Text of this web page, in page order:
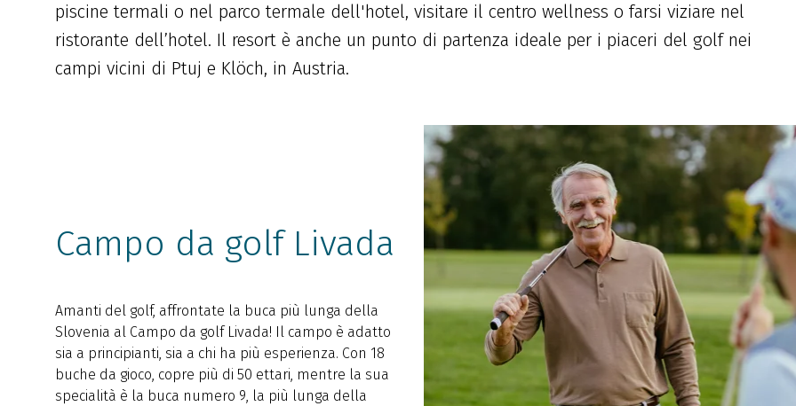
piscine termali o nel parco termale dell'hotel, visitare il centro wellness o farsi viziare nel
ristorante dell’hotel. Il resort è anche un punto di partenza ideale per i piaceri del golf nei
campi vicini di Ptuj e Klöch, in Austria.
Campo da golf Livada
Amanti del golf, affrontate la buca più lunga della
Slovenia al Campo da golf Livada! Il campo è adatto
sia a principianti, sia a chi ha più esperienza. Con 18
buche da gioco, copre più di 50 ettari, mentre la sua
specialità è la buca numero 9, la più lunga della
Campo da golf Ptuj
Il Campo da golf Ptuj si estende sui prati proprio
accanto alle Terme Ptuj e offre un’incantevole vista
sul Castello di Ptuj. Il campo è uno dei campi da golf
più belli e curati della Slovenia. È ornato da due
grandi laghi e canali con acqua cristallina. Il parco ha
A